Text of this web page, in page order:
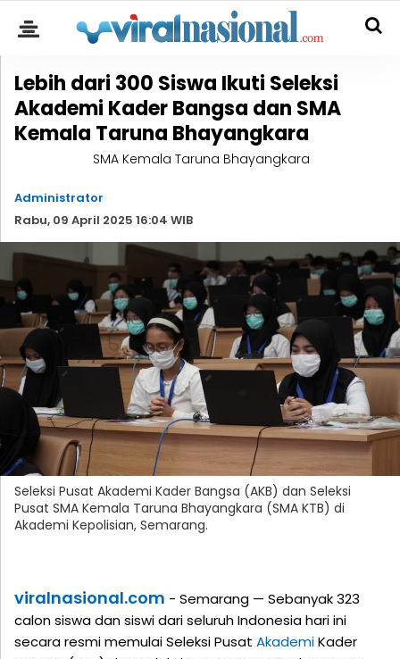
Lebih dari 300 Siswa Ikuti Seleksi
Akademi Kader Bangsa dan SMA
Kemala Taruna Bhayangkara
SMA Kemala Taruna Bhayangkara
Administrator
Rabu, 09 April 2025 16:04 WIB
Seleksi Pusat Akademi Kader Bangsa (AKB) dan Seleksi
Pusat SMA Kemala Taruna Bhayangkara (SMA KTB) di
Akademi Kepolisian, Semarang.
viralnasional.com - Semarang — Sebanyak 323
calon siswa dan siswi dari seluruh Indonesia hari ini
secara resmi memulai Seleksi Pusat AkademiKader